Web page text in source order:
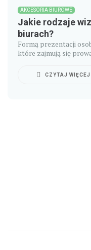
AKCESORIA BIUROWE
Jakie rodzaje
biurach?
Formą prezentacji
które zajmują się
CZYTAJ WIĘCEJ